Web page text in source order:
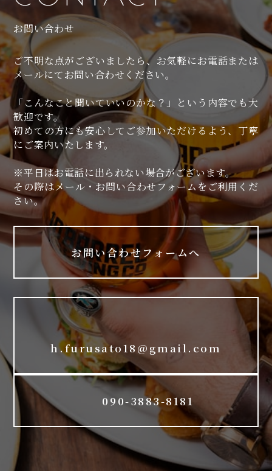
お問い合わせ
ご不明な点がございましたら、お気軽にお電話または
メールにてお問い合わせください。
「こんなこと聞いていいのかな？」という内容でも大
歓迎です。
初めての方にも安心してご参加いただけるよう、丁寧
にご案内いたします。
※平日はお電話に出られない場合がございます。
その際はメール・お問い合わせフォームをご利用くだ
さい。
お問い合わせフォームへ
h.furusato18@gmail.com
090-3883-8181